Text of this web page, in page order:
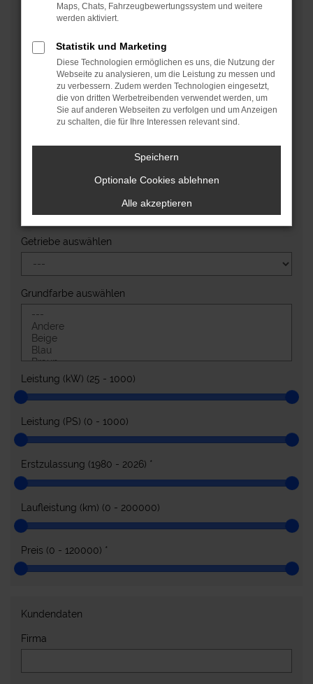
Fahrzeugtyp auswählen
Kraftstoffart auswählen
Getriebe auswählen
Grundfarbe auswählen
Leistung (kW) (25 - 1000)
Leistung (PS) (0 - 1000)
Erstzulassung (1980 - 2026) *
Laufleistung (km) (0 - 200000)
Preis (0 - 120000) *
Kundendaten
Firma
Maps, Chats, Fahrzeugbewertungssystem und weitere
werden aktiviert.
Statistik und Marketing
Diese Technologien ermöglichen es uns, die Nutzung der
Webseite zu analysieren, um die Leistung zu messen und
zu verbessern. Zudem werden Technologien eingesetzt,
die von dritten Werbetreibenden verwendet werden, um
Sie auf anderen Webseiten zu verfolgen und um Anzeigen
zu schalten, die für Ihre Interessen relevant sind.
Speichern
Optionale Cookies ablehnen
Alle akzeptieren